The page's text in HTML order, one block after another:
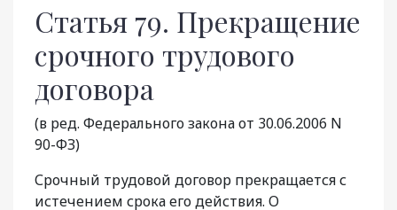
Статья 79. Прекращение
срочного трудового
договора
(в ред. Федерального закона от 30.06.2006 N
90-ФЗ)
Срочный трудовой договор прекращается с
истечением срока его действия. О